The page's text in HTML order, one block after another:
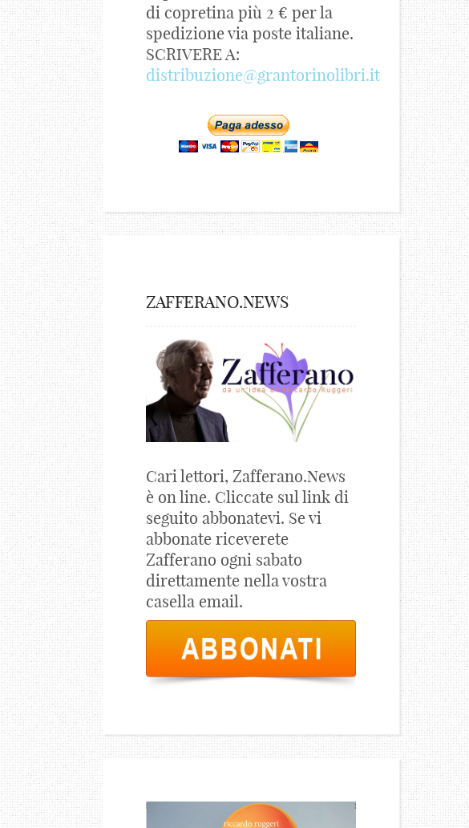
di copretina più 2 € per la
spedizione via poste italiane.
SCRIVERE A:
distribuzione@grantorinolibri.it
ZAFFERANO.NEWS
Cari lettori, Zafferano.News
è on line. Cliccate sul link di
seguito abbonatevi. Se vi
abbonate riceverete
Zafferano ogni sabato
direttamente nella vostra
casella email.